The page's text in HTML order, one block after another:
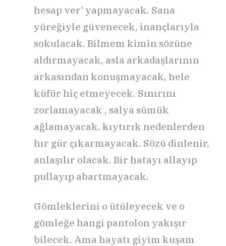
hesap ver’ yapmayacak. Sana
yüreğiyle güvenecek, inançlarıyla
sokulacak. Bilmem kimin sözüne
aldırmayacak, asla arkadaşlarının
arkasından konuşmayacak, hele
küfür hiç etmeyecek. Sınırını
zorlamayacak , salya sümük
ağlamayacak, kıytırık nedenlerden
hır gür çıkarmayacak. Sözü dinlenir,
anlaşılır olacak. Bir hatayı allayıp
pullayıp abartmayacak.
Gömleklerini o ütüleyecek ve o
gömleğe hangi pantolon yakışır
bilecek. Ama hayatı giyim kuşam